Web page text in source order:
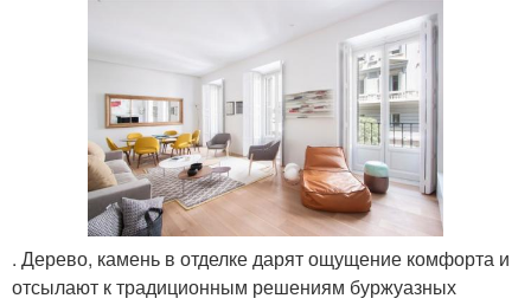
. Дерево, камень в отделке дарят ощущение комфорта и
отсылают к традиционным решениям буржуазных